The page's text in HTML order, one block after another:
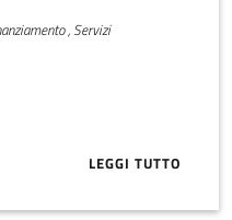
3,4 milioni di euro di
selezionati di Maritime
software company
, Servizi
LEGGI TUTTO
ABOUT